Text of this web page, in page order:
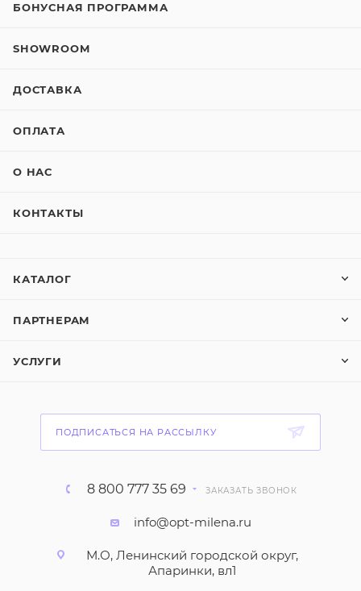
БОНУСНАЯ ПРОГРАММА
SHOWROOM
ДОСТАВКА
ОПЛАТА
О НАС
КОНТАКТЫ
КАТАЛОГ
ПАРТНЕРАМ
УСЛУГИ
ПОДПИСАТЬСЯ НА РАССЫЛКУ
8 800 777 35 69 ЗАКАЗАТЬ ЗВОНОК
info@opt-milena.ru
М.О, Ленинский городской округ,
Апаринки, вл1